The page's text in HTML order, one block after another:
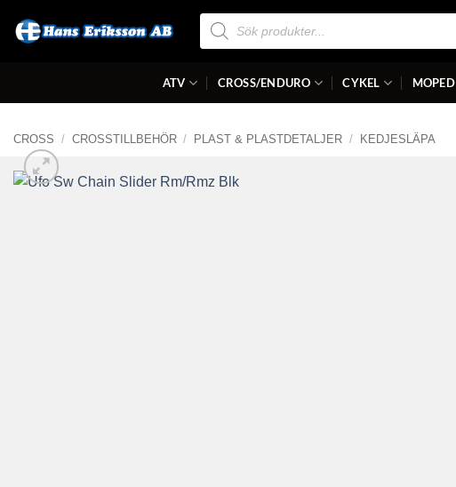
Produktsökning
ATV CROSS/ENDURO CYKEL MOPED
CROSS / CROSSTILLBEHÖR / PLAST & PLASTDETALJER / KEDJESLÄPA